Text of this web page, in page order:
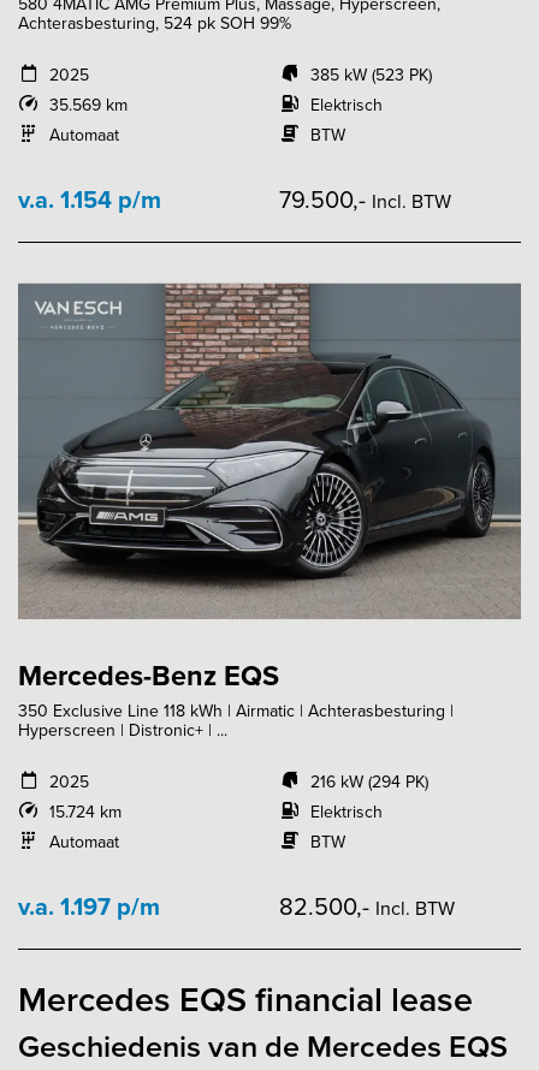
Achterasbesturing, 524 pk SOH 99%
2025
35.569 km
Automaat
385 kW (523 PK)
Elektrisch
BTW
v.a. 1.154 p/m 79.500,- Incl. BTW
Mercedes-Benz EQS
350 Exclusive Line 118 kWh | Airmatic | Achterasbesturing |
Hyperscreen | Distronic+ | ...
2025
15.724 km
Automaat
216 kW (294 PK)
Elektrisch
BTW
v.a. 1.197 p/m 82.500,- Incl. BTW
Mercedes EQS financial lease
Geschiedenis van de Mercedes EQS